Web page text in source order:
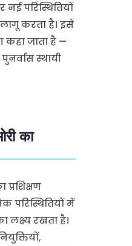
परिस्थितियों
करता है। इसे
जाता है —
स्थायी
का
प्रशिक्षण
परिस्थितियों में
लक्ष्य रखता है।